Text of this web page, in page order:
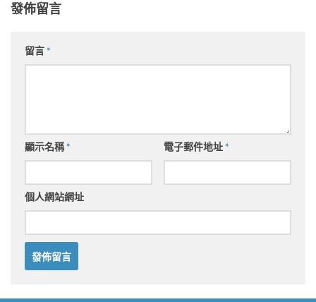
發佈留言
留言*
顯示名稱* 電子郵件地址*
個人網站網址